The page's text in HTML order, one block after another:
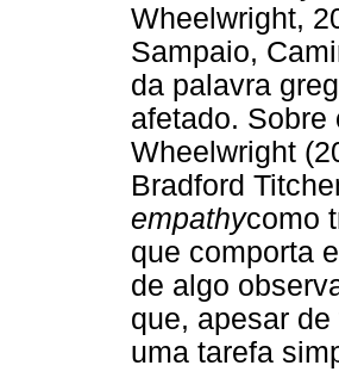
Wheelwright,
Sampaio,
da palavra
afetado. Sobre
Wheelwright
Bradford
empathycomo
que comporta
de algo
que, apesar
uma tarefa